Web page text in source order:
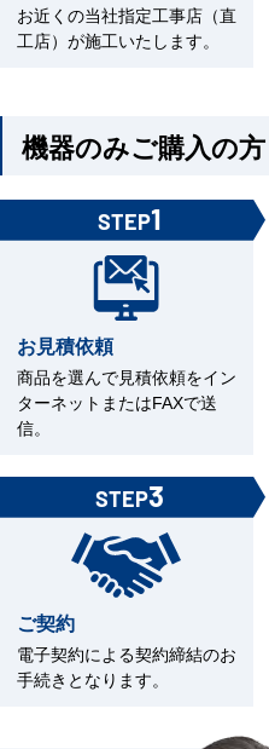
お近くの当社指定工事店（直
工店）が施工いたします。
機器のみご購入の方
STEP1
お見積依頼
商品を選んで見積依頼をイン
ターネットまたはFAXで送
信。
STEP3
ご契約
電子契約による契約締結のお
手続きとなります。